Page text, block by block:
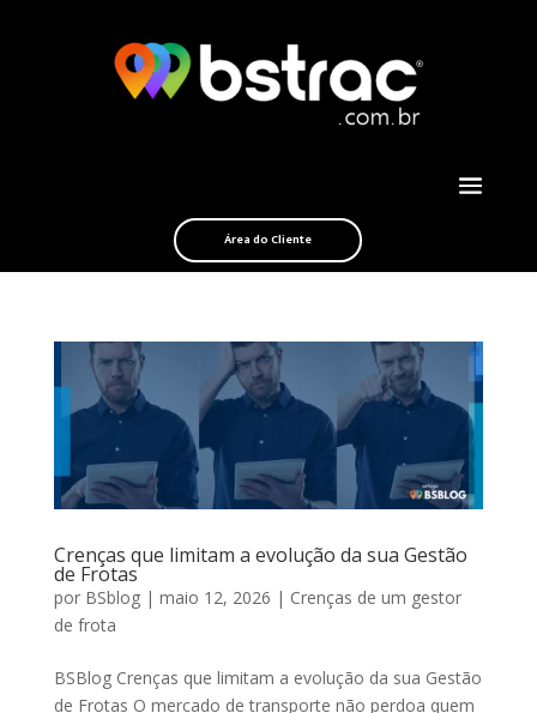
Área do Cliente
Crenças que limitam a evolução da sua Gestão
de Frotas
por BSblog| maio 12, 2026 | Crenças de um gestor
de frota
BSBlog Crenças que limitam a evolução da sua Gestão
de Frotas O mercado de transporte não perdoa quem